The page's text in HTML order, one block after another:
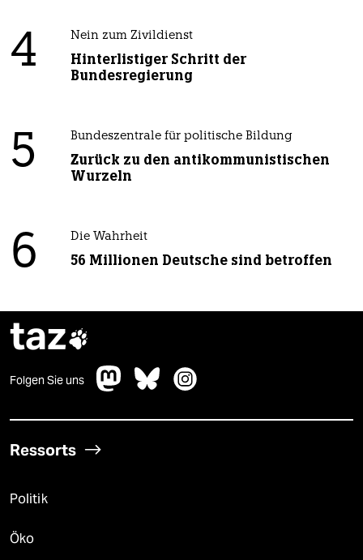
4 Nein zum Zivildienst
Hinterlistiger Schritt der
Bundesregierung
5 Bundeszentrale für politische Bildung
Zurück zu den antikommunistischen
Wurzeln
6 Die Wahrheit
56 Millionen Deutsche sind betroffen
taz
Folgen Sie uns
Ressorts
Politik
Öko